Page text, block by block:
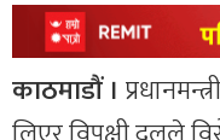
काठमाडौं ।